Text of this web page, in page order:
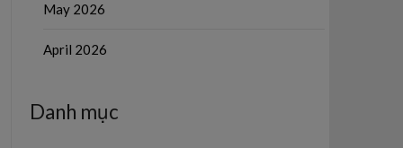
May 2026
April 2026
Danh mục